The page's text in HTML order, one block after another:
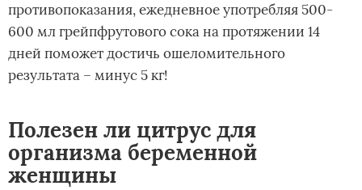
противопоказания, ежедневное употребляя 500-
600 мл грейпфрутового сока на протяжении 14
дней поможет достичь ошеломительного
результата – минус 5 кг!
Полезен ли цитрус для
организма беременной
женщины